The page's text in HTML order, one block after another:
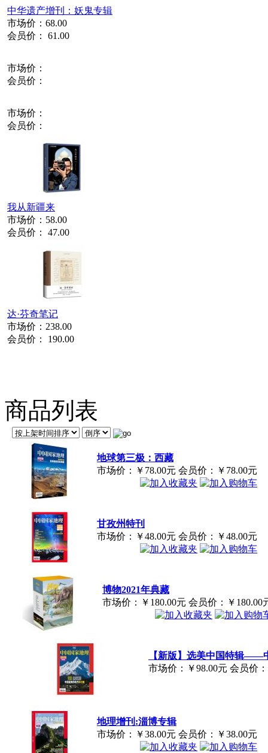
中华遗产增刊：妖鬼专辑
市场价： 68.00
会员价： 61.00
市场价：
会员价：
市场价：
会员价：
我从新疆来
市场价： 58.00
会员价： 47.00
达·芬奇笔记
市场价： 238.00
会员价： 190.00
商品列表
地球第三极：西藏
市场价：
￥78.00元 会员价： ￥78.00元
甘孜州特刊
市场价：
￥48.00元 会员价： ￥48.00元
博物2021年典藏
市场价：
￥180.00元 会员价： ￥180.00
【新版】选美中国特辑——
市场价：
￥98.00元 会员价：
地理增刊:淄博专辑
市场价：
￥38.00元 会员价： ￥38.00元